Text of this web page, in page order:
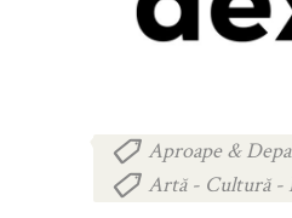
Aproape &
Artă - Cultură -